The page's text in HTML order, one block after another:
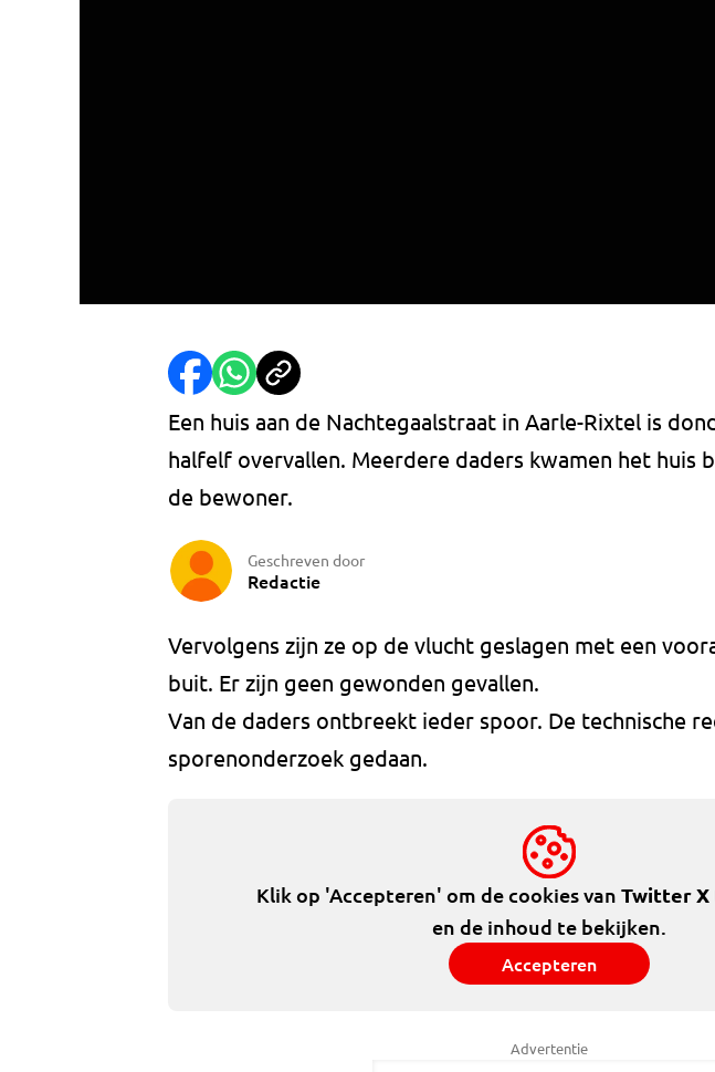
Een huis aan de Nachtegaalstraat in Aarle-Rixtel is
halfelf overvallen. Meerdere daders kwamen het huis
de bewoner.
Geschreven door
Redactie
Vervolgens zijn ze op de vlucht geslagen met een
buit. Er zijn geen gewonden gevallen.
Van de daders ontbreekt ieder spoor. De technische
sporenonderzoek gedaan.
Klik op 'Accepteren' om de cookies van Twitter X
en de inhoud te bekijken.
Accepteren
Advertentie